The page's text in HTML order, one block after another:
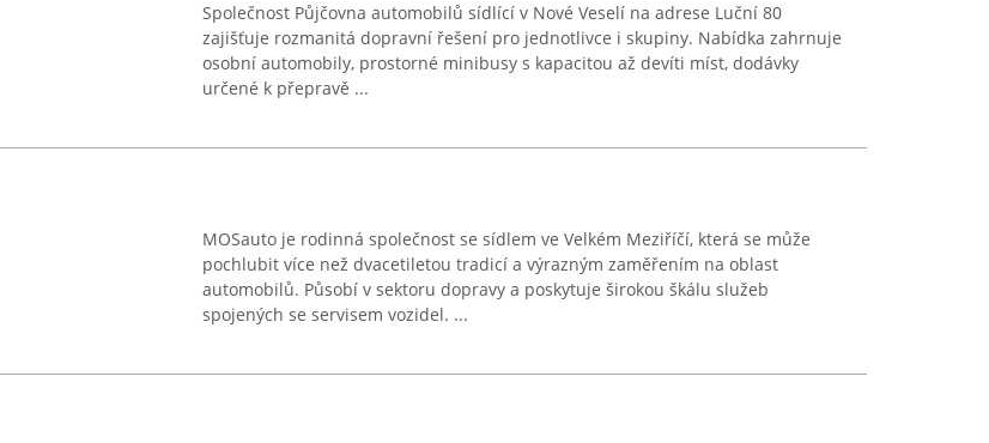
Společnost Půjčovna automobilů sídlící v Nové Veselí na adrese Luční 80
zajišťuje rozmanitá dopravní řešení pro jednotlivce i skupiny. Nabídka zahrnuje
osobní automobily, prostorné minibusy s kapacitou až devíti míst, dodávky
určené k přepravě ...
MOSauto je rodinná společnost se sídlem ve Velkém Meziříčí, která se může
pochlubit více než dvacetiletou tradicí a výrazným zaměřením na oblast
automobilů. Působí v sektoru dopravy a poskytuje širokou škálu služeb
spojených se servisem vozidel. ...